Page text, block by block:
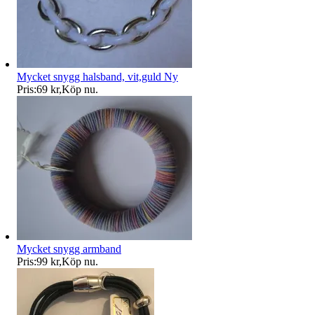
Mycket snygg halsband, vit,guld Ny
Pris:69 kr,Köp nu.
Mycket snygg armband
Pris:99 kr,Köp nu.